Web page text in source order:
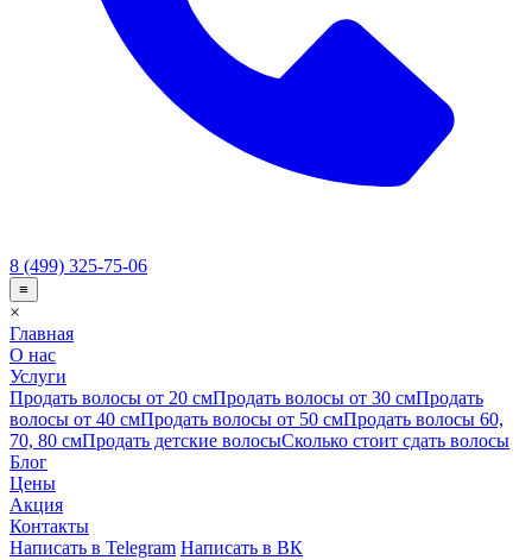
8 (499) 325-75-06
≡
×
Главная
О нас
Услуги
Продать волосы от 20 смПродать волосы от 30 смПродать
волосы от 40 смПродать волосы от 50 смПродать волосы 60,
70, 80 смПродать детские волосыСколько стоит сдать волосы
Блог
Цены
Акция
Контакты
Написать в Telegram Написать в ВК